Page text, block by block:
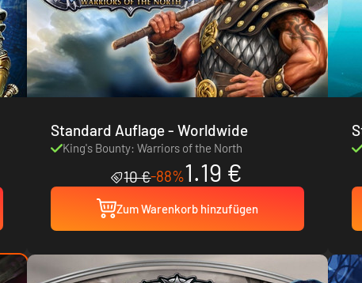
Standard Auflage - Worldwide
King's Bounty: Warriors of the North
10 €-88%1.19 €
Zum Warenkorb hinzufügen